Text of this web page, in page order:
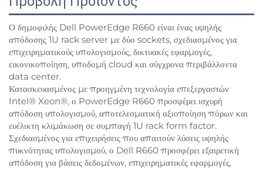
Ο δημοφιλής Dell PowerEdge R660 είναι ένας υψηλής
απόδοσης 1U rack server με δύο sockets, σχεδιασμένος για
επιχειρηματικούς υπολογισμούς, δικτυακές εφαρμογές,
εικονικοποίηση, υποδομή cloud και σύγχρονα περιβάλλοντα
data center.
Κατασκευασμένος με προηγμένη τεχνολογία επεξεργαστών
Intel® Xeon®, ο PowerEdge R660 προσφέρει ισχυρή
απόδοση υπολογισμού, αποτελεσματική αξιοποίηση πόρων και
ευέλικτη κλιμάκωση σε συμπαγή 1U rack form factor.
Σχεδιασμένος για επιχειρήσεις που απαιτούν λύσεις υψηλής
πυκνότητας υπολογισμού, ο Dell R660 προσφέρει εξαιρετική
απόδοση για βάσεις δεδομένων, επιχειρηματικές εφαρμογές,